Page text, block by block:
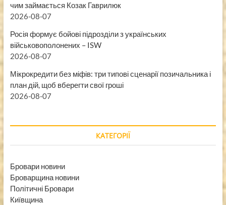
чим займається Козак Гаврилюк
2026-08-07
Росія формує бойові підрозділи з українських
військовополонених – ISW
2026-08-07
Мікрокредити без міфів: три типові сценарії позичальника і
план дій, щоб вберегти свої гроші
2026-08-07
КАТЕГОРІЇ
Бровари новини
Броварщина новини
Політичні Бровари
Київщина